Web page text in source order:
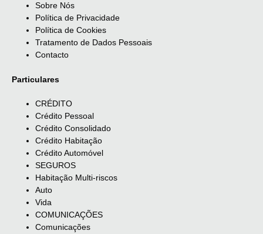
Sobre Nós
Política de Privacidade
Política de Cookies
Tratamento de Dados Pessoais
Contacto
Particulares
CRÉDITO
Crédito Pessoal
Crédito Consolidado
Crédito Habitação
Crédito Automóvel
SEGUROS
Habitação Multi-riscos
Auto
Vida
COMUNICAÇÕES
Comunicações